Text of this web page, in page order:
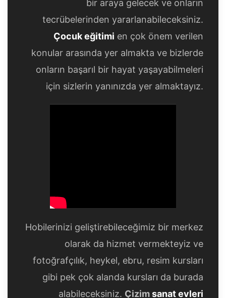
bir araya gelecek ve onların
tecrübelerinden yararlanabileceksiniz.
Çocuk eğitimi en çok önem verilen
konular arasında yer almakta ve bizlerde
onların başarıl bir hayat yaşayabilmeleri
için sizlerin yanınızda yer almaktayız.
Hobilerinizi geliştirebileceğimiz bir merkez
olarak da hizmet vermekteyiz ve
fotoğrafçılık, heykel, ebru, resim kursları
gibi pek çok alanda kursları da burada
alabileceksiniz. Çizimsanat evleri